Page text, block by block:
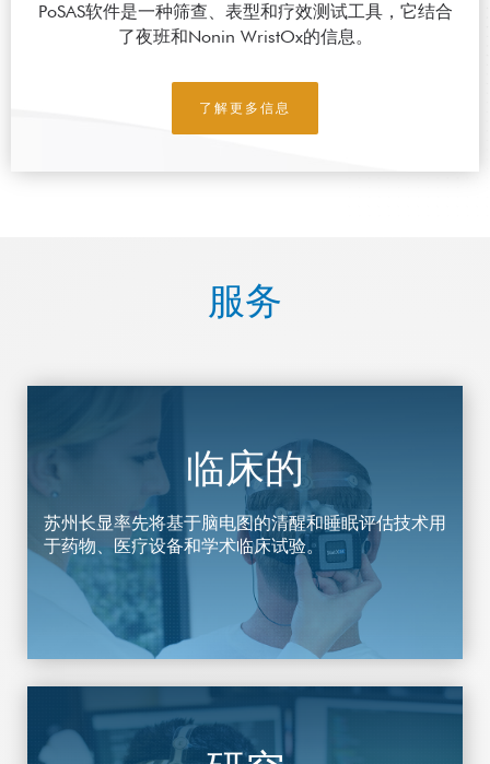
PoSAS软件是一种筛查、表型和疗效测试工具，它结合
了夜班和Nonin WristOx的信息。
了解更多信息
服务
临床的
苏州长显率先将基于脑电图的清醒和睡眠评估技术用
于药物、医疗设备和学术临床试验。